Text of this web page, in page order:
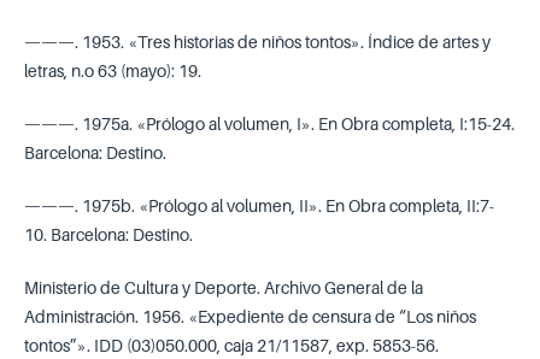
———. 1953. «Tres historias de niños tontos». Índice de artes y
letras, n.o 63 (mayo): 19.
———. 1975a. «Prólogo al volumen, I». En Obra completa, I:15-24.
Barcelona: Destino.
———. 1975b. «Prólogo al volumen, II». En Obra completa, II:7-
10. Barcelona: Destino.
Ministerio de Cultura y Deporte. Archivo General de la
Administración. 1956. «Expediente de censura de “Los niños
tontos”». IDD (03)050.000, caja 21/11587, exp. 5853-56.